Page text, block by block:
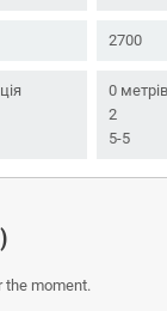
2700
0 метрів
2
5-5
the moment.